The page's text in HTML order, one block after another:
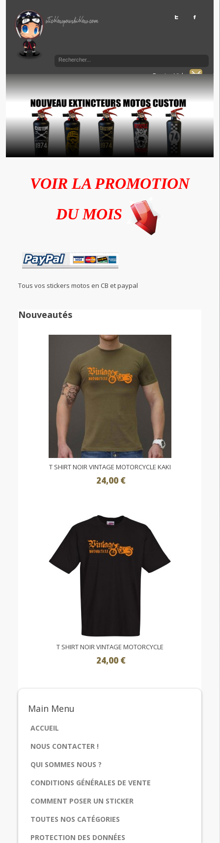
Panier Vide
VOIR LA PROMOTION
DU MOIS
Tous vos stickers motos en CB et paypal
Nouveautés
T SHIRT NOIR VINTAGE MOTORCYCLE KAKI
24,00 €
T SHIRT NOIR VINTAGE MOTORCYCLE
24,00 €
Main Menu
ACCUEIL
NOUS CONTACTER !
QUI SOMMES NOUS ?
CONDITIONS GÉNÉRALES DE VENTE
COMMENT POSER UN STICKER
TOUTES NOS CATÉGORIES
PROTECTION DES DONNÉES